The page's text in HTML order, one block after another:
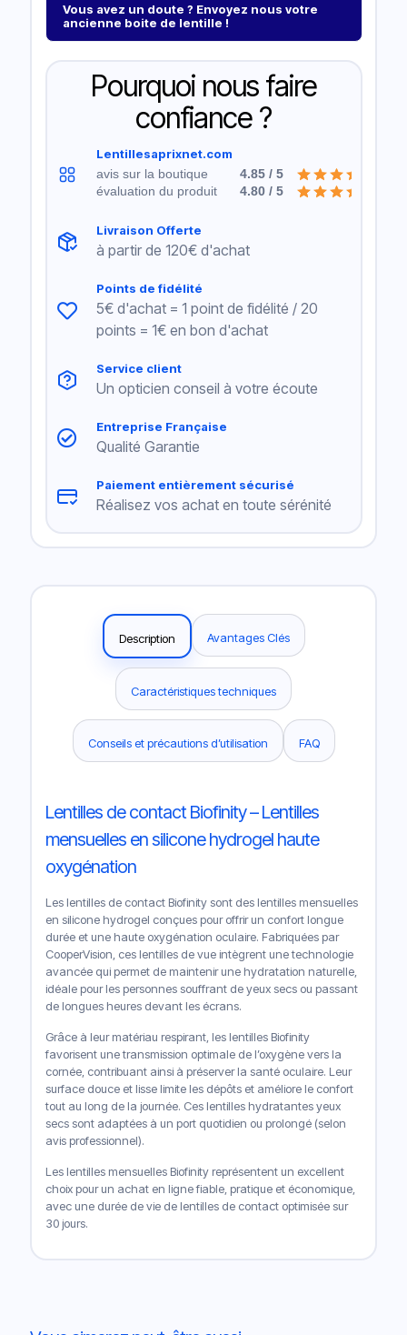
Vous avez un doute ? Envoyez nous votre
ancienne boite de lentille !
Pourquoi nous faire
confiance ?
Lentillesaprixnet.com
avis sur la boutique
4.85 / 5
évaluation du produit
4.80 / 5
Livraison Offerte
à partir de 120€ d'achat
Points de fidélité
5€ d'achat = 1 point de fidélité / 20
points = 1€ en bon d'achat
Service client
Un opticien conseil à votre écoute
Entreprise Française
Qualité Garantie
Paiement entièrement sécurisé
Réalisez vos achat en toute sérénité
Description Avantages Clés
Caractéristiques techniques
Conseils et précautions d’utilisation FAQ
Lentilles de contact Biofinity – Lentilles
mensuelles en silicone hydrogel haute
oxygénation
Les lentilles de contact Biofinity sont des lentilles mensuelles
en silicone hydrogel conçues pour offrir un confort longue
durée et une haute oxygénation oculaire. Fabriquées par
CooperVision, ces lentilles de vue intègrent une technologie
avancée qui permet de maintenir une hydratation naturelle,
idéale pour les personnes souffrant de yeux secs ou passant
de longues heures devant les écrans.
Grâce à leur matériau respirant, les lentilles Biofinity
favorisent une transmission optimale de l’oxygène vers la
cornée, contribuant ainsi à préserver la santé oculaire. Leur
surface douce et lisse limite les dépôts et améliore le confort
tout au long de la journée. Ces lentilles hydratantes yeux
secs sont adaptées à un port quotidien ou prolongé (selon
avis professionnel).
Les lentilles mensuelles Biofinity représentent un excellent
choix pour un achat en ligne fiable, pratique et économique,
avec une durée de vie de lentilles de contact optimisée sur
30 jours.